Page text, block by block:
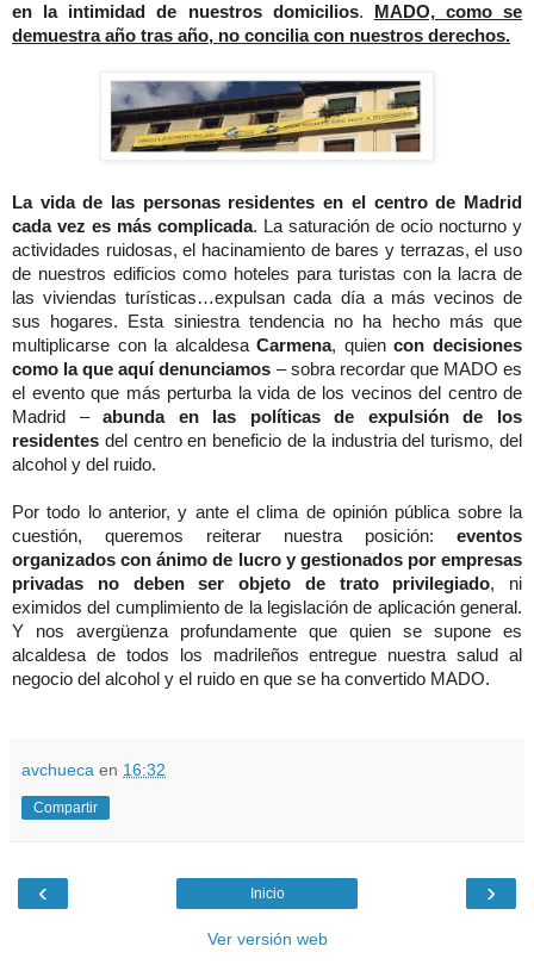
en la intimidad de nuestros domicilios.
MADO, como se
demuestra año tras año, no concilia con nuestros derechos.
La vida de las personas residentes en el centro de Madrid
cada vez es más complicada. La saturación de ocio nocturno y
actividades ruidosas, el hacinamiento de bares y terrazas, el uso
de nuestros edificios como hoteles para turistas con la lacra de
las viviendas turísticas…expulsan cada día a más vecinos de
sus hogares. Esta siniestra tendencia no ha hecho más que
multiplicarse con la alcaldesaCarmena, quiencon decisiones
como la que aquí denunciamos – sobra recordar que MADO es
el evento que más perturba la vida de los vecinos del centro de
Madrid –abunda en las políticas de expulsión de los
residentes del centro en beneficio de la industria del turismo, del
alcohol y del ruido.
Por todo lo anterior, y ante el clima de opinión pública sobre la
cuestión, queremos reiterar nuestra posición: eventos
organizados con ánimo de lucro y gestionados por empresas
privadas no deben ser objeto de trato privilegiado, ni
eximidos del cumplimiento de la legislación de aplicación general.
Y nos avergüenza profundamente que quien se supone es
alcaldesa de todos los madrileños entregue nuestra salud al
negocio del alcohol y el ruido en que se ha convertido MADO.
avchueca en 16:32
Compartir
‹ ›
Inicio
Ver versión web